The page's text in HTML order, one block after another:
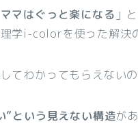
マはぐっと楽になる 」
学i-colorを使った解決
てわかってもらえない
”という見えない構造が